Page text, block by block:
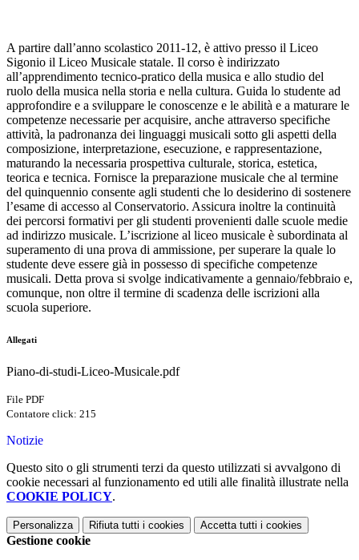
A partire dall’anno scolastico 2011-12, è attivo presso il Liceo
Sigonio il Liceo Musicale statale. Il corso è indirizzato
all’apprendimento tecnico-pratico della musica e allo studio del
ruolo della musica nella storia e nella cultura. Guida lo studente ad
approfondire e a sviluppare le conoscenze e le abilità e a maturare le
competenze necessarie per acquisire, anche attraverso specifiche
attività, la padronanza dei linguaggi musicali sotto gli aspetti della
composizione, interpretazione, esecuzione, e rappresentazione,
maturando la necessaria prospettiva culturale, storica, estetica,
teorica e tecnica. Fornisce la preparazione musicale che al termine
del quinquennio consente agli studenti che lo desiderino di sostenere
l’esame di accesso al Conservatorio. Assicura inoltre la continuità
dei percorsi formativi per gli studenti provenienti dalle scuole medie
ad indirizzo musicale. L’iscrizione al liceo musicale è subordinata al
superamento di una prova di ammissione, per superare la quale lo
studente deve essere già in possesso di specifiche competenze
musicali. Detta prova si svolge indicativamente a gennaio/febbraio e,
comunque, non oltre il termine di scadenza delle iscrizioni alla
scuola superiore.
Allegati
Piano-di-studi-Liceo-Musicale.pdf
File PDF
Contatore click: 215
Notizie
Questo sito o gli strumenti terzi da questo utilizzati si avvalgono di
cookie necessari al funzionamento ed utili alle finalità illustrate nella
COOKIE POLICY.
Personalizza Rifiuta tutti i cookies Accetta tutti i cookies
Gestione cookie